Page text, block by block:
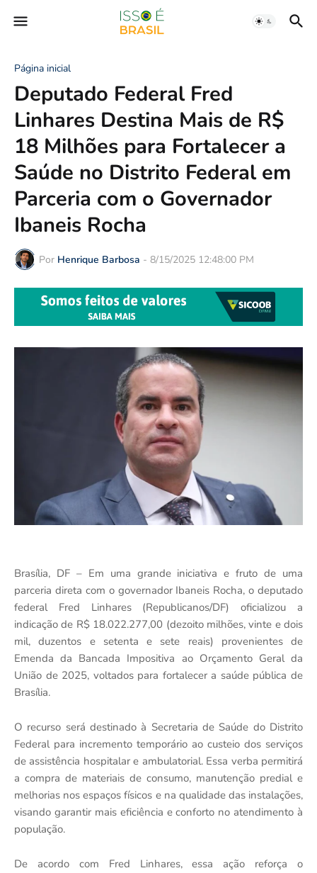
Página inicial
Deputado Federal Fred
Linhares Destina Mais de R$
18 Milhões para Fortalecer a
Saúde no Distrito Federal em
Parceria com o Governador
Ibaneis Rocha
Por Henrique Barbosa - 8/15/2025 12:48:00 PM
Brasília, DF – Em uma grande iniciativa e fruto de uma
parceria direta com o governador Ibaneis Rocha, o deputado
federal Fred Linhares (Republicanos/DF) oficializou a
indicação de R$ 18.022.277,00 (dezoito milhões, vinte e dois
mil, duzentos e setenta e sete reais) provenientes de
Emenda da Bancada Impositiva ao Orçamento Geral da
União de 2025, voltados para fortalecer a saúde pública de
Brasília.
O recurso será destinado à Secretaria de Saúde do Distrito
Federal para incremento temporário ao custeio dos serviços
de assistência hospitalar e ambulatorial. Essa verba permitirá
a compra de materiais de consumo, manutenção predial e
melhorias nos espaços físicos e na qualidade das instalações,
visando garantir mais eficiência e conforto no atendimento à
população.
De acordo com Fred Linhares, essa ação reforça o